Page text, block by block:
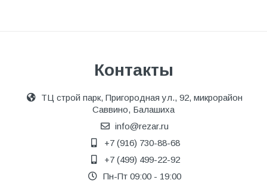
Контакты
ТЦ строй парк, Пригородная ул., 92, микрорайон
Саввино, Балашиха
info@rezar.ru
+7 (916) 730-88-68
+7 (499) 499-22-92
Пн-Пт 09:00 - 19:00